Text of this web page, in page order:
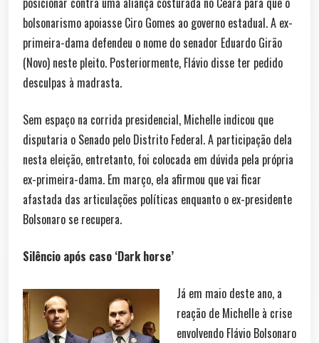
bolsonarismo apoiasse Ciro Gomes ao governo estadual. A ex-
primeira-dama defendeu o nome do senador Eduardo Girão
(Novo) neste pleito. Posteriormente, Flávio disse ter pedido
desculpas à madrasta.
Sem espaço na corrida presidencial, Michelle indicou que
disputaria o Senado pelo Distrito Federal. A participação dela
nesta eleição, entretanto, foi colocada em dúvida pela própria
ex-primeira-dama. Em março, ela afirmou que vai ficar
afastada das articulações políticas enquanto o ex-presidente
Bolsonaro se recupera.
Silêncio após caso ‘Dark horse’
Já em maio deste ano, a
reação de Michelle à crise
envolvendo Flávio Bolsonaro